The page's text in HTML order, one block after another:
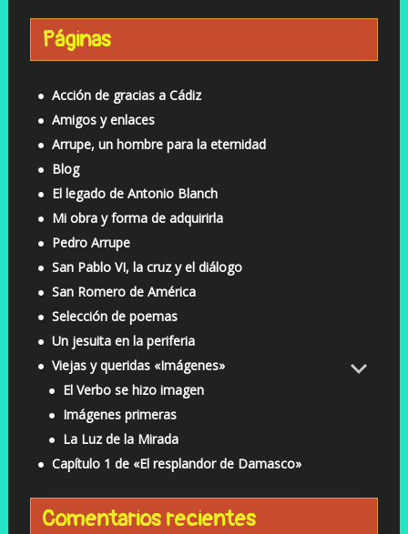
Páginas
Acción de gracias a Cádiz
Amigos y enlaces
Arrupe, un hombre para la eternidad
Blog
El legado de Antonio Blanch
Mi obra y forma de adquirirla
Pedro Arrupe
San Pablo VI, la cruz y el diálogo
San Romero de América
Selección de poemas
Un jesuita en la periferia
Viejas y queridas «Imágenes»
El Verbo se hizo imagen
Imágenes primeras
La Luz de la Mirada
Capítulo 1 de «El resplandor de Damasco»
Comentarios recientes